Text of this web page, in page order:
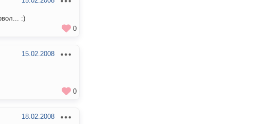
:)
0
15.02.2008
0
18.02.2008